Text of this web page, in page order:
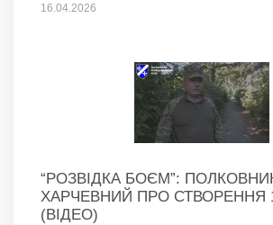
16.04.2026
“РОЗВІДКА БОЄМ”:
ХАРЧЕВНИЙ ПРО СТВОРЕННЯ
(ВІДЕО)